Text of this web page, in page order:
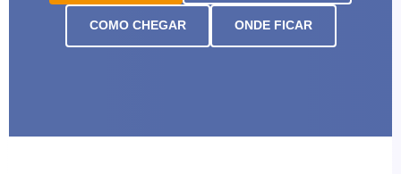
COMO CHEGAR ONDE FICAR